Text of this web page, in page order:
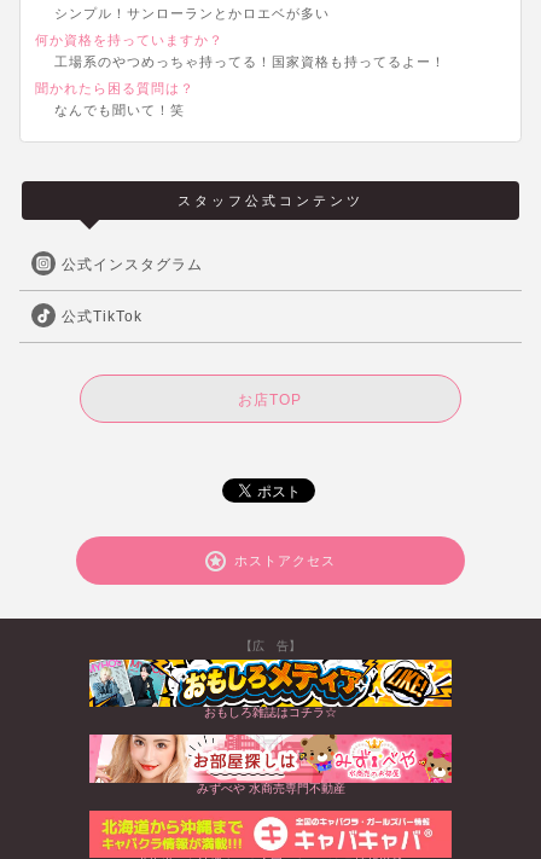
シンプル！サンローランとかロエベが多い
何か資格を持っていますか？
工場系のやつめっちゃ持ってる！国家資格も持ってるよー！
聞かれたら困る質問は？
なんでも聞いて！笑
スタッフ公式コンテンツ
公式インスタグラム
公式TikTok
お店TOP
ホストアクセス
【広 告】
おもしろ雑誌はコチラ☆
みずべや 水商売専門不動産